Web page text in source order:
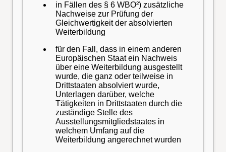
in Fällen des § 6 WBO²) zusätzliche
Nachweise zur Prüfung der
Gleichwertigkeit der absolvierten
Weiterbildung
für den Fall, dass in einem anderen
Europäischen Staat ein Nachweis
über eine Weiterbildung ausgestellt
wurde, die ganz oder teilweise in
Drittstaaten absolviert wurde,
Unterlagen darüber, welche
Tätigkeiten in Drittstaaten durch die
zuständige Stelle des
Ausstellungsmitgliedstaates in
welchem Umfang auf die
Weiterbildung angerechnet wurden